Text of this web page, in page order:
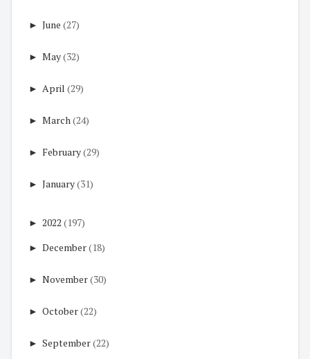
► June (27)
► May(32)
► April (29)
► March (24)
► February(29)
► January(31)
► 2022 (197)
► December(18)
► November(30)
► October(22)
► September(22)